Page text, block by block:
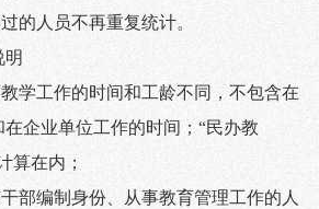
的人员不再重复统计。
明
学工作的时间和工龄不同，不包含在
企业单位工作的时间；“民办教
算在内；
部编制身份、从事教育管理工作的人